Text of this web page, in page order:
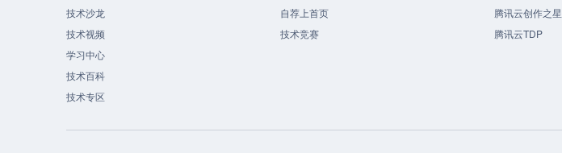
技术沙龙
技术视频
学习中心
技术百科
技术专区
自荐上首页
技术竞赛
腾讯云创作之星
腾讯云TDP